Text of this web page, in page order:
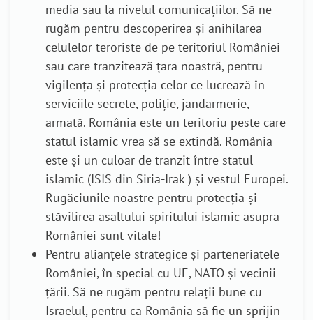
media sau la nivelul comunicațiilor. Să ne
rugăm pentru descoperirea și anihilarea
celulelor teroriste de pe teritoriul României
sau care tranzitează țara noastră, pentru
vigilența și protecția celor ce lucrează în
serviciile secrete, poliție, jandarmerie,
armată. România este un teritoriu peste care
statul islamic vrea să se extindă. România
este și un culoar de tranzit între statul
islamic (ISIS din Siria-Irak ) și vestul Europei.
Rugăciunile noastre pentru protecția și
stăvilirea asaltului spiritului islamic asupra
României sunt vitale!
Pentru alianțele strategice și parteneriatele
României, în special cu UE, NATO și vecinii
țării. Să ne rugăm pentru relații bune cu
Israelul, pentru ca România să fie un sprijin